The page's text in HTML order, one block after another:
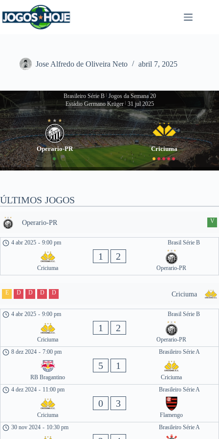
para
o
Jose Alfredo de Oliveira Neto abril 7, 2025
Brasileiro Série B
Jogos da Semana 20
Estádio Germano Krüger
31 jul 2025
Operario-PR Criciuma
ÚLTIMOS JOGOS
Operario-PR V
Brasil Série B
4 abr 2025 - 9:00 pm
Criciuma
1 2
Operario-PR
Criciuma
E D D D D
Brasil Série B
4 abr 2025 - 9:00 pm
Criciuma
1 2
Operario-PR
Brasileiro Série A
8 dez 2024 - 7:00 pm
RB Bragantino
5 1
Criciuma
Brasileiro Série A
4 dez 2024 - 11:00 pm
Criciuma
0 3
Flamengo
Brasileiro Série A
30 nov 2024 - 10:30 pm